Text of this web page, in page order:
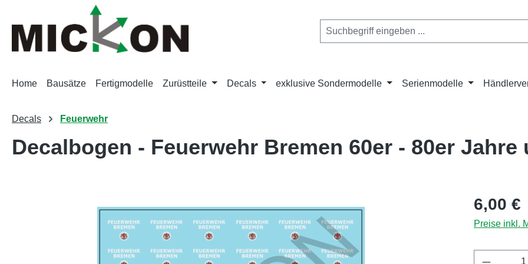
Hauptinhalt springen
Zur Hauptnavigation springen
Home Bausätze Fertigmodelle Zurüstteile Decals exklusive Sondermodelle Serienmodelle
Decals Feuerwehr
Decalbogen - Feuerwehr Bremen 60er - 80er Jahre
Regulärer
6,00 €
Preise inkl.